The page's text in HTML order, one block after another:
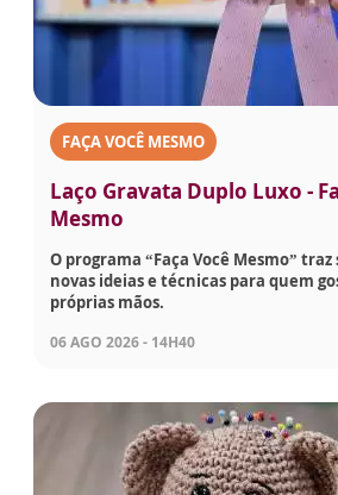
FAÇA VOCÊ MESMO
Laço Gravata Duplo Luxo -
Mesmo
O programa “Faça Você Mesmo”
novas ideias e técnicas para quem
próprias mãos.
06 AGO 2026 - 14H40